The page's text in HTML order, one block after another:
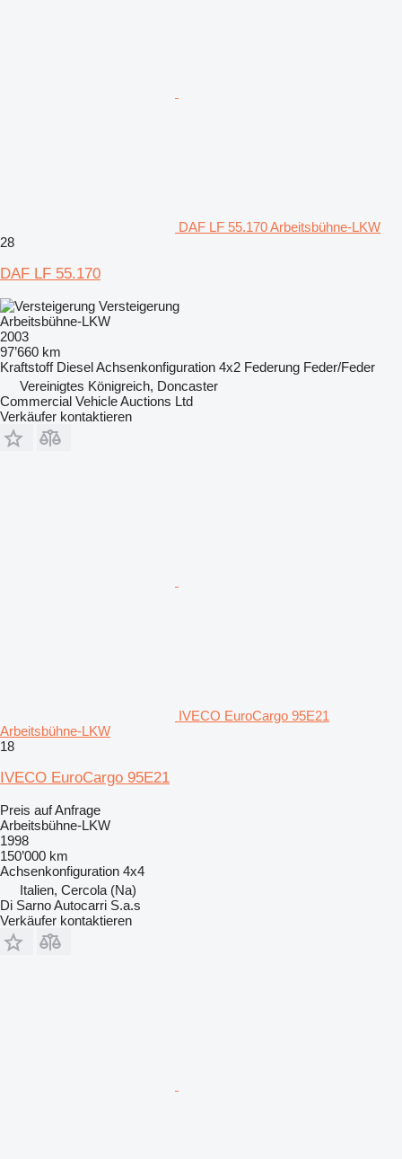
DAF LF 55.170 Arbeitsbühne-LKW
28
DAF LF 55.170
Versteigerung
Arbeitsbühne-LKW
2003
97’660 km
Kraftstoff DieselAchsenkonfiguration 4x2 Federung Feder/Feder
Vereinigtes Königreich, Doncaster
Commercial Vehicle Auctions Ltd
Verkäufer kontaktieren
IVECO EuroCargo 95E21
Arbeitsbühne-LKW
18
IVECO EuroCargo 95E21
Preis auf Anfrage
Arbeitsbühne-LKW
1998
150’000 km
Achsenkonfiguration 4x4
Italien, Cercola (Na)
Di Sarno Autocarri S.a.s
Verkäufer kontaktieren